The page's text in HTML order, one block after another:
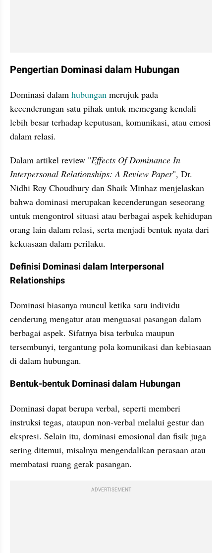
Pengertian Dominasi dalam Hubungan
Dominasi dalam hubungan merujuk pada
kecenderungan satu pihak untuk memegang kendali
lebih besar terhadap keputusan, komunikasi, atau emosi
dalam relasi.
Dalam artikel review "Effects Of Dominance In
Interpersonal Relationships: A Review Paper", Dr.
Nidhi Roy Choudhury dan Shaik Minhaz menjelaskan
bahwa dominasi merupakan kecenderungan seseorang
untuk mengontrol situasi atau berbagai aspek kehidupan
orang lain dalam relasi, serta menjadi bentuk nyata dari
kekuasaan dalam perilaku.
Definisi Dominasi dalam Interpersonal
Relationships
Dominasi biasanya muncul ketika satu individu
cenderung mengatur atau menguasai pasangan dalam
berbagai aspek. Sifatnya bisa terbuka maupun
tersembunyi, tergantung pola komunikasi dan kebiasaan
di dalam hubungan.
Bentuk-bentuk Dominasi dalam Hubungan
Dominasi dapat berupa verbal, seperti memberi
instruksi tegas, ataupun non-verbal melalui gestur dan
ekspresi. Selain itu, dominasi emosional dan fisik juga
sering ditemui, misalnya mengendalikan perasaan atau
membatasi ruang gerak pasangan.
ADVERTISEMENT